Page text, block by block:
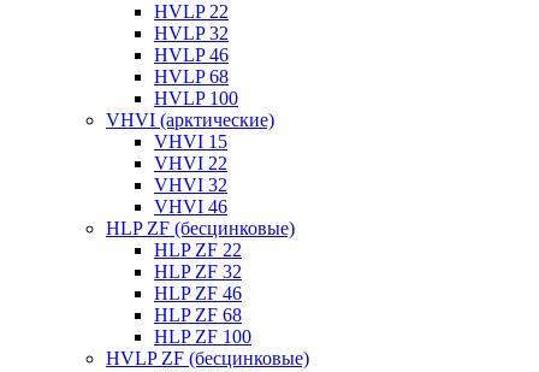
HVLP 22
HVLP 32
HVLP 46
HVLP 68
HVLP 100
VHVI (арктические)
VHVI 15
VHVI 22
VHVI 32
VHVI 46
HLP ZF (бесцинковые)
HLP ZF 22
HLP ZF 32
HLP ZF 46
HLP ZF 68
HLP ZF 100
HVLP ZF (бесцинковые)